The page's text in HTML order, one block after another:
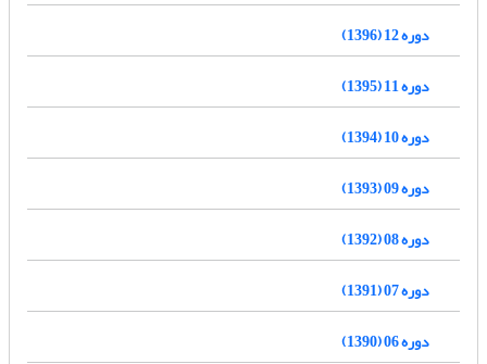
دوره 12 (1396)
دوره 11 (1395)
دوره 10 (1394)
دوره 09 (1393)
دوره 08 (1392)
دوره 07 (1391)
دوره 06 (1390)